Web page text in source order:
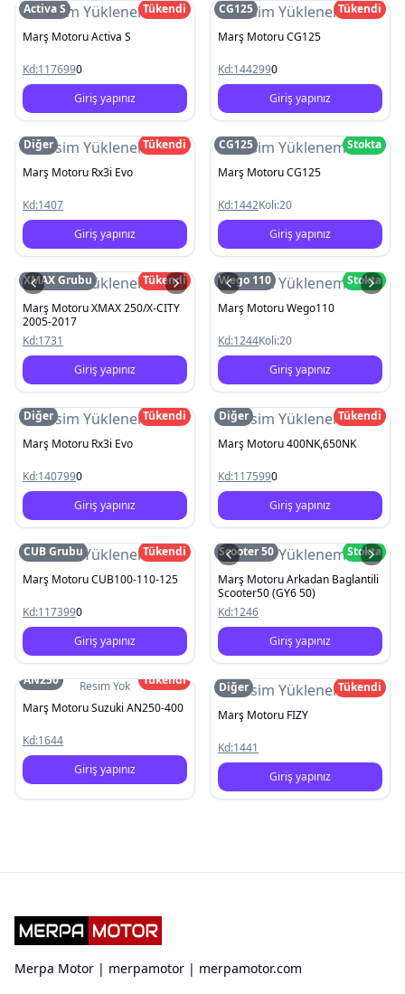
Resim Yüklenemedi
Activa S
Tükendi
Marş Motoru Activa S
Kd:1176990
Giriş yapınız
Resim Yüklenemedi
CG125
Tükendi
Marş Motoru CG125
Kd:1442990
Giriş yapınız
Resim Yüklenemedi
Diğer
Tükendi
Marş Motoru Rx3i Evo
Kd:1407
Giriş yapınız
Resim Yüklenemedi
CG125
Stokta
Marş Motoru CG125
Kd:1442Koli:20
Giriş yapınız
Resim Yüklenemedi
XMAX Grubu
Tükendi
Marş Motoru XMAX 250/X-CITY
2005-2017
Kd:1731
Giriş yapınız
Resim Yüklenemedi
Wego 110
Stokta
Marş Motoru Wego110
Kd:1244Koli:20
Giriş yapınız
Resim Yüklenemedi
Diğer
Tükendi
Marş Motoru Rx3i Evo
Kd:1407990
Giriş yapınız
Resim Yüklenemedi
Diğer
Tükendi
Marş Motoru 400NK,650NK
Kd:1175990
Giriş yapınız
Resim Yüklenemedi
CUB Grubu
Tükendi
Marş Motoru CUB100-110-125
Kd:1173990
Giriş yapınız
Resim Yüklenemedi
Scooter 50
Stokta
Marş Motoru Arkadan Baglantili
Scooter50 (GY6 50)
Kd:1246
Giriş yapınız
Resim Yok
AN250
Tükendi
Marş Motoru Suzuki AN250-400
Kd:1644
Giriş yapınız
Resim Yüklenemedi
Diğer
Tükendi
Marş Motoru FIZY
Kd:1441
Giriş yapınız
Merpa Motor | merpamotor | merpamotor.com